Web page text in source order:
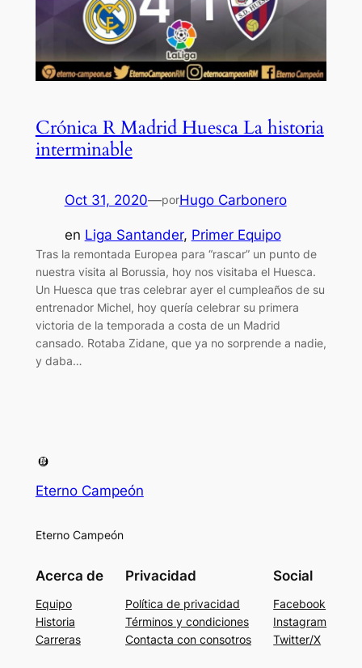
Crónica R Madrid Huesca La historia
interminable
Oct 31, 2020—porHugo Carbonero
en Liga Santander, Primer Equipo
Tras la remontada Europea para “rascar” un punto de
nuestra visita al Borussia, hoy nos visitaba el Huesca.
Un Huesca que tras celebrar ayer el cumpleaños de su
entrenador Michel, hoy quería celebrar su primera
victoria de la temporada a costa de un Madrid
cansado. Rotaba Zidane, que ya no sorprende a nadie,
y daba…
Eterno Campeón
Eterno Campeón
Acerca de
Equipo
Historia
Carreras
Privacidad
Política de privacidad
Términos y condiciones
Contacta con consotros
Social
Facebook
Instagram
Twitter/X